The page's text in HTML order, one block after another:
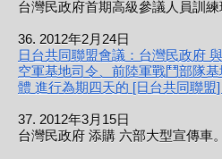
台灣民政府首期高級參議人員訓練
36. 2012年2月24日
日台共同聯盟會議：台灣民政府
空軍基地司令、前陸軍戰鬥部隊
體 進行為期四天的 [日台共同聯盟]
37. 2012年3月15日
台灣民政府 添購 六部大型宣傳車。